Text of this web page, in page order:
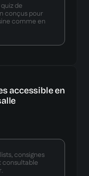
de
conçus pour
comme en
accessible en
consignes
consultable